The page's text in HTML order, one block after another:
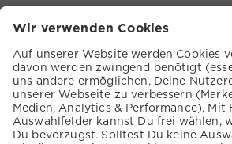
KUNDENSERVICE